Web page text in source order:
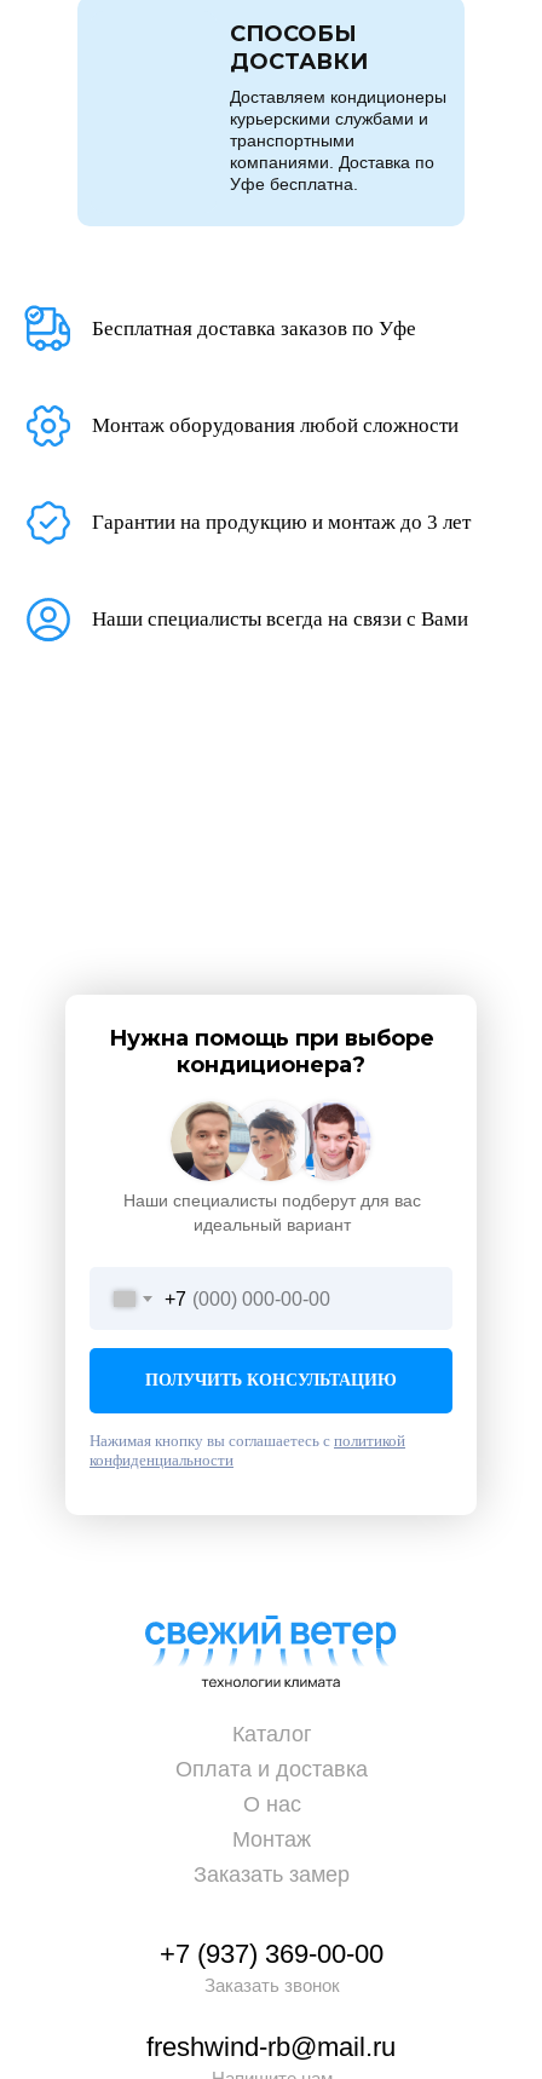
Доставляем кондиционеры
курьерскими службами и
транспортными
компаниями. Доставка по
Уфе бесплатна.
СПОСОБЫ
ДОСТАВКИ
Бесплатная доставка заказов по Уфе
Монтаж оборудования любой сложности
Гарантии на продукцию и монтаж до 3 лет
Наши специалисты всегда на связи с Вами
Наши специалисты подберут для вас
идеальный вариант
Нужна помощь при выборе
кондиционера?
+7
ПОЛУЧИТЬ КОНСУЛЬТАЦИЮ
Нажимая кнопку вы соглашаетесь с политикой
конфиденциальности
+7 (937) 369-00-00
Заказать звонок
freshwind-rb@mail.ru
Каталог
Оплата и доставка
О нас
Монтаж
Заказать замер